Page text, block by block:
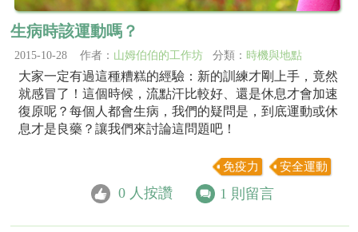
生病時該運動嗎？
2015-10-28 作者： 山姆伯伯的工作坊 分類： 時機與地點
大家一定有過這種糟糕的經驗：新的訓練才剛上手，竟然
就感冒了！這個時候，流點汗比較好、還是休息才會加速
復原呢？每個人都會生病，我們的疑問是，到底運動或休
息才是良藥？讓我們來討論這問題吧！
免疫力 安全運動
0 人按讚 1 則留言